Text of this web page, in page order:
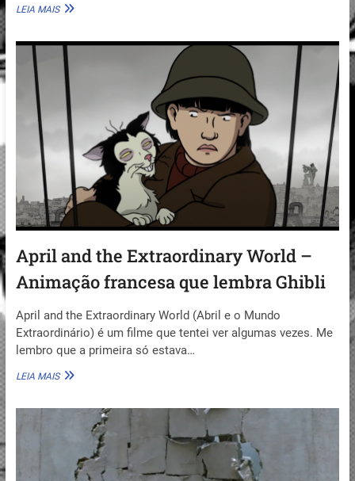
LEIA MAIS[COLAB]
DOS
INDIES
–
PARTE
April and the Extraordinary World –
Animação francesa que lembra Ghibli
April and the Extraordinary World (Abril e o Mundo
Extraordinário) é um filme que tentei ver algumas vezes. Me
lembro que a primeira só estava…
LEIA MAISAPRIL
EXTRAORDINARY
ANIMAÇÃO
FRANCESA